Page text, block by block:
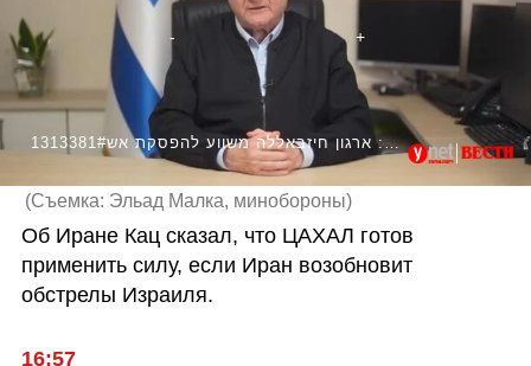
1313381#ישראל כ"ץ: ארגון חיזבאללה משווע להפסקת אש
(Съемка: Эльад Малка, минобороны)
Об Иране Кац сказал, что ЦАХАЛ готов
применить силу, если Иран возобновит
обстрелы Израиля.
16:57